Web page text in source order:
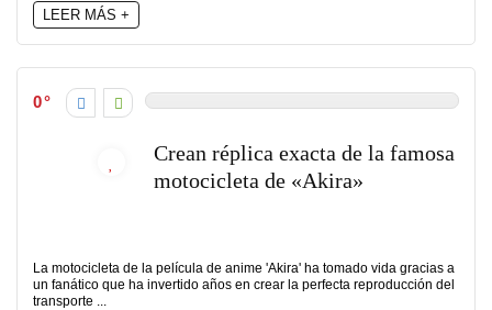
LEER MÁS +
0
Crean réplica exacta de la famosa
motocicleta de «Akira»
La motocicleta de la película de anime 'Akira' ha tomado vida gracias a
un fanático que ha invertido años en crear la perfecta reproducción del
transporte ...